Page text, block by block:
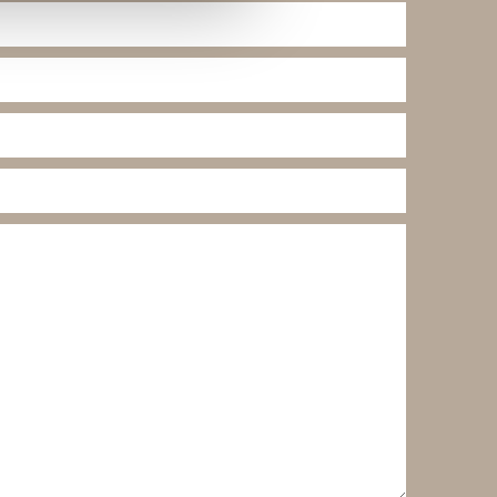
cookieindstillinger ved at